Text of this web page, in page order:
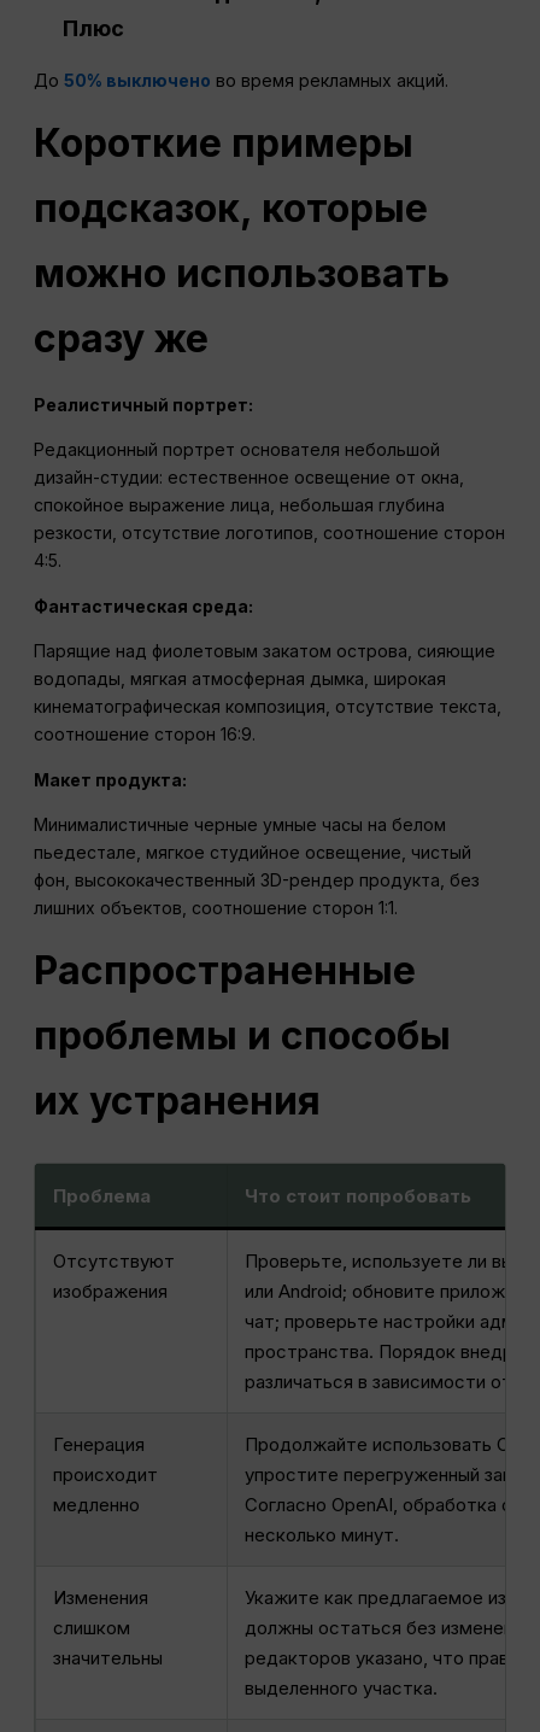
Плюс
До50% выключено во время рекламных акций.
Короткие примеры
подсказок, которые
можно использовать
сразу же
Реалистичный портрет:
Редакционный портрет основателя небольшой
дизайн-студии: естественное освещение от окна,
спокойное выражение лица, небольшая глубина
резкости, отсутствие логотипов, соотношение сторон
4:5.
Фантастическая среда:
Парящие над фиолетовым закатом острова, сияющие
водопады, мягкая атмосферная дымка, широкая
кинематографическая композиция, отсутствие текста,
соотношение сторон 16:9.
Макет продукта:
Минималистичные черные умные часы на белом
пьедестале, мягкое студийное освещение, чистый
фон, высококачественный 3D-рендер продукта, без
лишних объектов, соотношение сторон 1:1.
Распространенные
проблемы и способы
их устранения
Проблема Что стоит попробовать
Отсутствуют
изображения
Проверьте, используете ли вы
или Android; обновите
чат; проверьте настройки
пространства. Порядок
различаться в зависимости от
Генерация
происходит
медленно
Продолжайте использовать
упростите перегруженный
Согласно OpenAI, обработка
несколько минут.
Изменения
слишком
значительны
Укажите как предлагаемое
должны остаться без
редакторов указано, что
выделенного участка.